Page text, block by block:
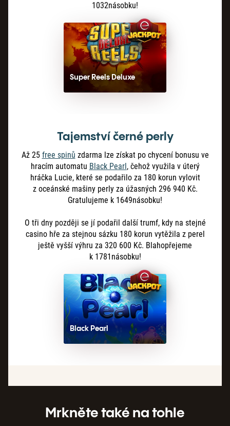
1032násobku!
Super Reels Deluxe
Tajemství černé perly
Až 25 free spinů zdarma lze získat po chycení bonusu ve
hracím automatu Black Pearl, čehož využila v úterý
hráčka Lucie, které se podařilo za 180 korun vylovit
z oceánské mašiny perly za úžasných 296 940 Kč.
Gratulujeme k 1649násobku!
O tři dny později se jí podařil další trumf, kdy na stejné
casino hře za stejnou sázku 180 korun vytěžila z perel
ještě vyšší výhru za 320 600 Kč. Blahopřejeme
k 1781násobku!
Black Pearl
Mrkněte také na tohle